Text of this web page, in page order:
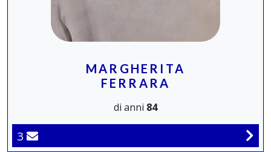
MARGHERITA
FERRARA
di anni 84
3